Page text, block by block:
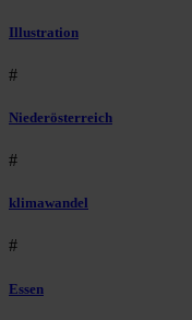
Illustration
#
Niederösterreich
#
klimawandel
#
Essen